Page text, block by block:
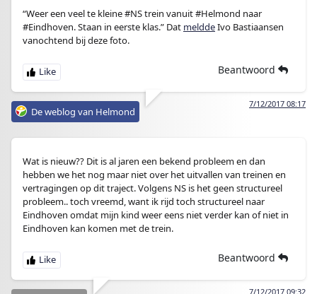
“Weer een veel te kleine #NS trein vanuit #Helmond naar
#Eindhoven. Staan in eerste klas.” Dat melddeIvo Bastiaansen
vanochtend bij deze foto.
Beantwoord
7/12/2017 08:17
De weblog van Helmond
Wat is nieuw?? Dit is al jaren een bekend probleem en dan
hebben we het nog maar niet over het uitvallen van treinen en
vertragingen op dit traject. Volgens NS is het geen structureel
probleem.. toch vreemd, want ik rijd toch structureel naar
Eindhoven omdat mijn kind weer eens niet verder kan of niet in
Eindhoven kan komen met de trein.
Beantwoord
7/12/2017 09:32